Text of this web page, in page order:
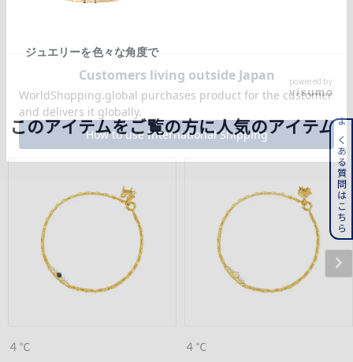
ジュエリーを色々な角度で
powered by
このアイテムをご覧の方に人気のアイテム
４℃ ４℃
よくある質問はこちら